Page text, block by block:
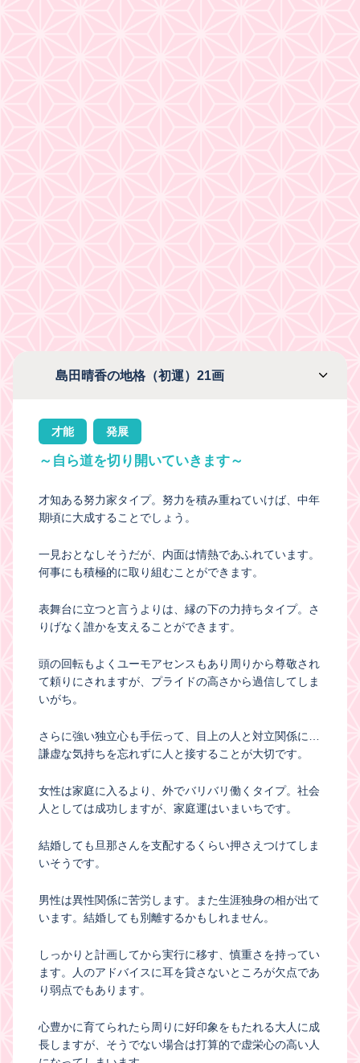
島田晴香の地格（初運）21画
才能 発展
～自ら道を切り開いていきます～
才知ある努力家タイプ。努力を積み重ねていけば、中年
期頃に大成することでしょう。
一見おとなしそうだが、内面は情熱であふれています。
何事にも積極的に取り組むことができます。
表舞台に立つと言うよりは、縁の下の力持ちタイプ。さ
りげなく誰かを支えることができます。
頭の回転もよくユーモアセンスもあり周りから尊敬され
て頼りにされますが、プライドの高さから過信してしま
いがち。
さらに強い独立心も手伝って、目上の人と対立関係に…
謙虚な気持ちを忘れずに人と接することが大切です。
女性は家庭に入るより、外でバリバリ働くタイプ。社会
人としては成功しますが、家庭運はいまいちです。
結婚しても旦那さんを支配するくらい押さえつけてしま
いそうです。
男性は異性関係に苦労します。また生涯独身の相が出て
います。結婚しても別離するかもしれません。
しっかりと計画してから実行に移す、慎重さを持ってい
ます。人のアドバイスに耳を貸さないところが欠点であ
り弱点でもあります。
心豊かに育てられたら周りに好印象をもたれる大人に成
長しますが、そうでない場合は打算的で虚栄心の高い人